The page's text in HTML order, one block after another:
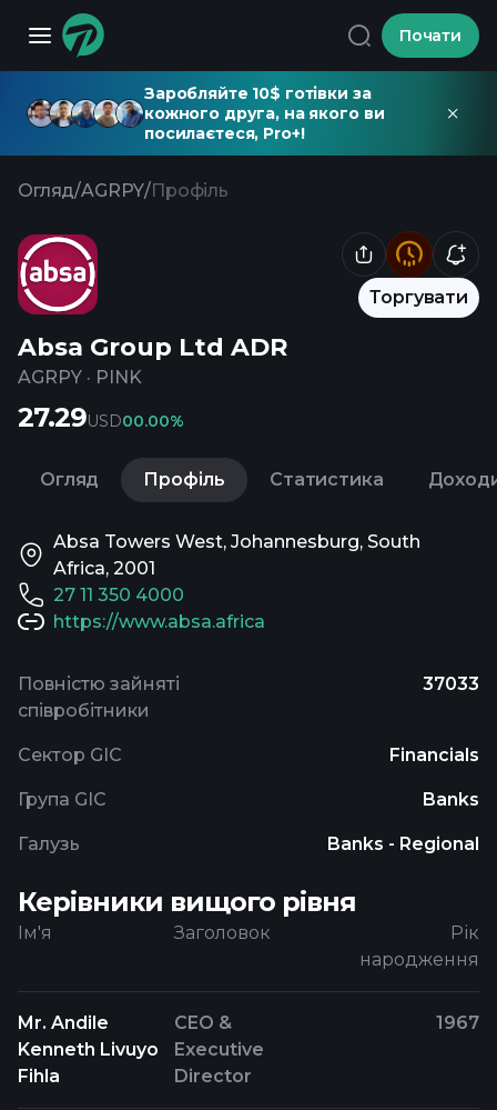
Почати
Заробляйте 10$ готівки за
кожного друга, на якого ви
посилаєтеся, Pro+!
Огляд/AGRPY/Профіль
Торгувати
Absa Group Ltd ADR
AGRPY · PINK
27.29USD00.00%
Огляд Профіль Статистика
Absa Towers West, Johannesburg, South
Africa, 2001
27 11 350 4000
https://www.absa.africa
Повністю зайняті
співробітники
37033
Сектор GIC Financials
Група GIC Banks
Галузь Banks - Regional
Керівники вищого рівня
Ім'я Заголовок
Рік
народження
Mr. Andile
Kenneth Livuyo
Fihla
CEO &
Executive
Director
1967